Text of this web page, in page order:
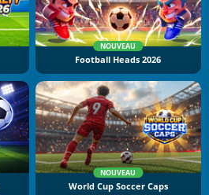
NOUVEAU
Football Heads 2026
NOUVEAU
World Cup Soccer Caps